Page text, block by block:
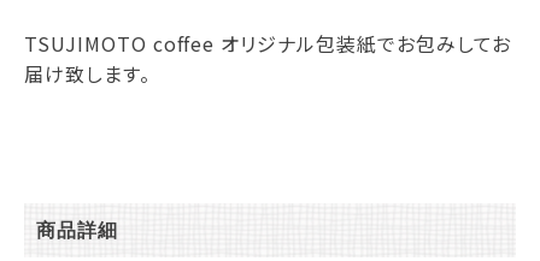
TSUJIMOTO coffee オリジナル包装紙でお包みしてお
届け致します。
商品詳細